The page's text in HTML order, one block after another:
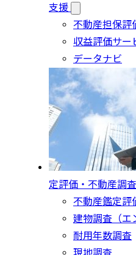
支援
不動産担保評
収益評価サー
データナビ
定評価・不動産調
不動産鑑定評
建物調査（エ
耐用年数調査